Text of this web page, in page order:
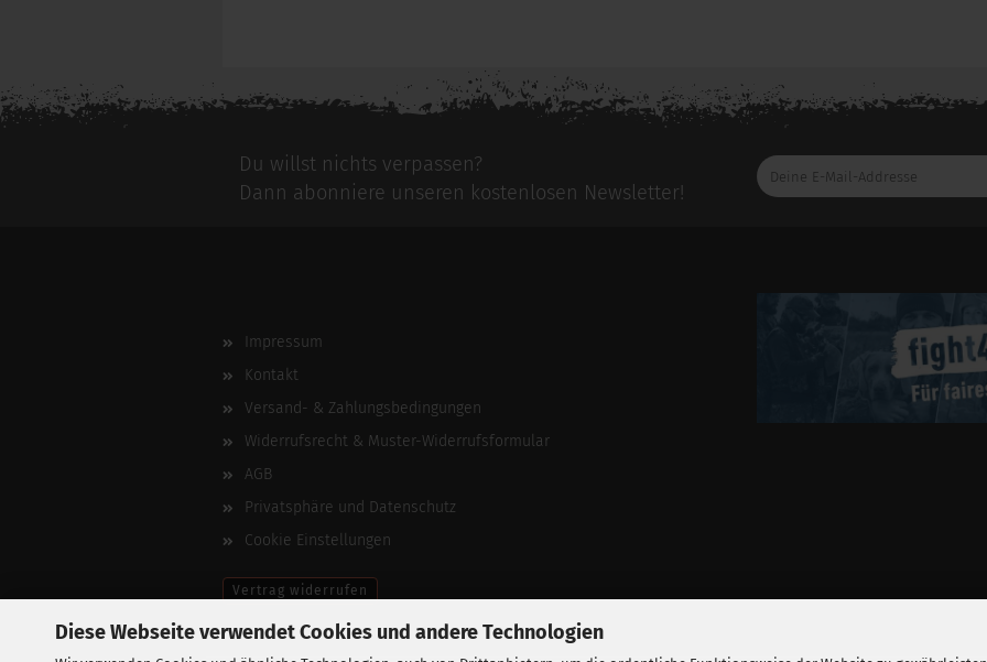
Diese Webseite verwendet Cookies und andere Technologien
Du willst nichts verpassen?
Dann abonniere unseren kostenlosen Newsletter!
Deine
E-
Impressum
Kontakt
Versand- & Zahlungsbedingungen
Widerrufsrecht & Muster-Widerrufsformular
AGB
Privatsphäre und Datenschutz
Cookie Einstellungen
Vertrag widerrufen